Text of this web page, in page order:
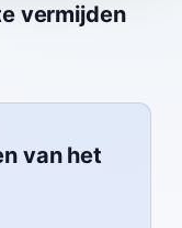
vermijden
van het